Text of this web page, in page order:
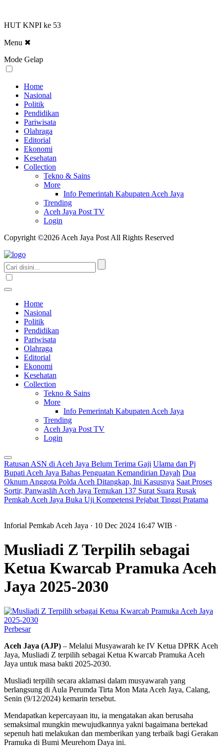
HUT KNPI ke 53
Menu ✖
Mode Gelap
Home
Nasional
Politik
Pendidikan
Pariwisata
Olahraga
Editorial
Ekonomi
Kesehatan
Collection
Tekno & Sains
More
Info Pemerintah Kabupaten Aceh Jaya
Trending
Aceh Jaya Post TV
Login
Copyright ©2026 Aceh Jaya Post All Rights Reserved
Home
Nasional
Politik
Pendidikan
Pariwisata
Olahraga
Editorial
Ekonomi
Kesehatan
Collection
Tekno & Sains
More
Info Pemerintah Kabupaten Aceh Jaya
Trending
Aceh Jaya Post TV
Login
Ratusan ASN di Aceh Jaya Belum Terima Gaji Ulama dan Pj
Bupati Aceh Jaya Bahas Penguatan Kemandirian Dayah Dua
Oknum Anggota Polda Aceh Ditangkap, Ini Kasusnya Saat Proses
Sortir, Panwaslih Aceh Jaya Temukan 137 Surat Suara Rusak
Pemkab Aceh Jaya Buka Uji Kompetensi Pejabat Tinggi Pratama
Inforial Pemkab Aceh Jaya · 10 Dec 2024 16:47 WIB ·
Musliadi Z Terpilih sebagai
Ketua Kwarcab Pramuka Aceh
Jaya 2025-2030
Perbesar
Aceh Jaya (AJP) – Melalui Musyawarah ke IV Ketua DPRK Aceh
Jaya, Musliadi Z terpilih sebagai Ketua Kwarcab Pramuka Aceh
Jaya untuk masa bakti 2025-2030.
Musliadi terpilih secara aklamasi dalam musyawarah yang
berlangsung di Aula Perumda Tirta Mon Mata Aceh Jaya, Calang,
Senin (9/12/2024) kemarin tersebut.
Mendapatkan kepercayaan itu, ia mengatakan akan berusaha
semaksimal mungkin mewujudkannya yakni bagaimana bertekad
sepenuh hati melakukan dan memberikan yang terbaik bagi Gerakan
Pramuka di Bumi Meurehom Daya ini.